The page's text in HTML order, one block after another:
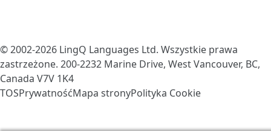
© 2002-2026 LingQ Languages Ltd. Wszystkie prawa
zastrzeżone. 200-2232 Marine Drive, West Vancouver, BC,
Canada V7V 1K4
TOSPrywatnośćMapa stronyPolityka Cookie